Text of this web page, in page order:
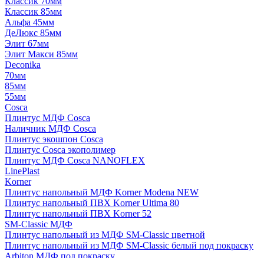
Классик 85мм
Альфа 45мм
ДеЛюкс 85мм
Элит 67мм
Элит Макси 85мм
Deconika
70мм
85мм
55мм
Cosca
Плинтус МДФ Cosca
Наличник МДФ Cosca
Плинтус экошпон Cosca
Плинтус Cosca экополимер
Плинтус МДФ Cosca NANOFLEX
LinePlast
Korner
Плинтус напольный МДФ Korner Modena NEW
Плинтус напольный ПВХ Korner Ultima 80
Плинтус напольный ПВХ Korner 52
SM-Classic МДФ
Плинтус напольный из МДФ SM-Classic цветной
Плинтус напольный из МДФ SM-Classic белый под покраску
Arbiton МДФ под покраску